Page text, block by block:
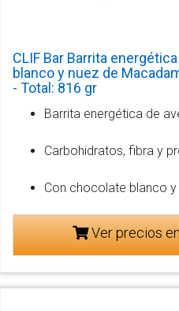
CLIF Bar Barrita
blanco y nuez de
- Total: 816 gr
Barrita energética de
Carbohidratos, fibra y
Con chocolate blanco
Ver precios